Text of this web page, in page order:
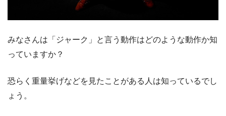
みなさんは「ジャーク」と言う動作はどのような動作か知
っていますか？
恐らく重量挙げなどを見たことがある人は知っているでし
ょう。